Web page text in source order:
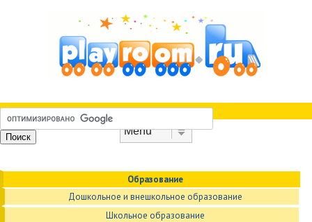
Образование
Дошкольное и внешкольное образование
Школьное образование